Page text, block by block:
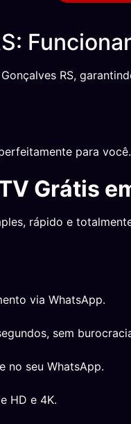
RS,
para você.
Grátis
rápido e
via WhatsApp.
sem
no seu WhatsApp.
HD e 4K.